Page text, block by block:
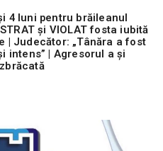
4 luni pentru brăileanul
și VIOLAT fosta iubită
| Judecător: „Tânăra a fost
intens” | Agresorul a și